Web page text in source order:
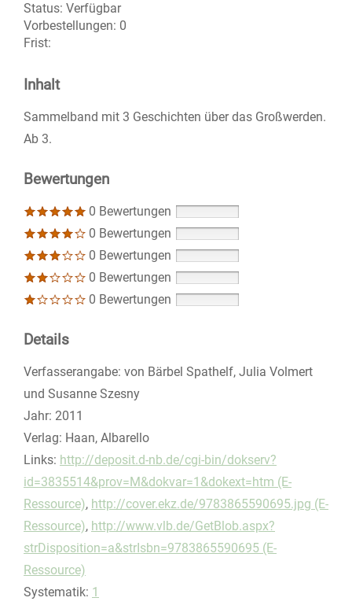
Status: Verfügbar
Vorbestellungen: 0
Frist:
Inhalt
Sammelband mit 3 Geschichten über das Großwerden.
Ab 3.
Bewertungen
0 Bewertungen
0 Bewertungen
0 Bewertungen
0 Bewertungen
0 Bewertungen
Details
Suche nach diesem Verfasser
Verfasserangabe: von Bärbel Spathelf, Julia Volmert
und Susanne Szesny
Jahr: 2011
Verlag: Haan, Albarello
opens in new tab
Links: Diesen Link in neuem Tab öffnen
http://deposit.d-nb.de/cgi-bin/dokserv?
id=3835514&prov=M&dokvar=1&dokext=htm (E-
Ressource), http://cover.ekz.de/9783865590695.jpg (E-
Ressource), http://www.vlb.de/GetBlob.aspx?
strDisposition=a&strIsbn=9783865590695 (E-
Ressource)
Systematik: Suche nach dieser Systematik
1